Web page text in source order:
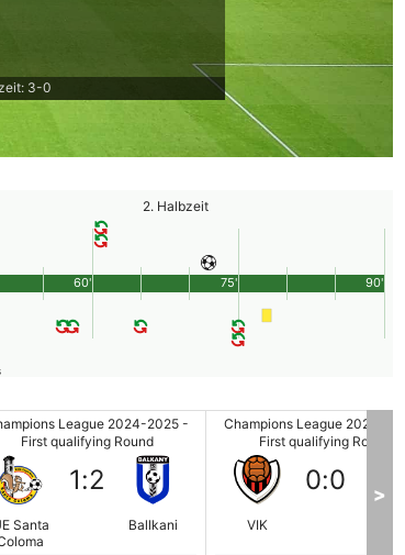
3-0
2. Halbzeit
90'
60' 75'
League 2024-2025 -
First qualifying Round
Santa
1:2
Ballkani
Champions League 2024-
First qualifying Round
VIK
0:0 >